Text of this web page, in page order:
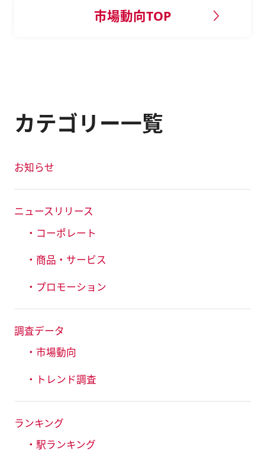
市場動向TOP
カテゴリー一覧
お知らせ
ニュースリリース
・コーポレート
・商品・サービス
・プロモーション
調査データ
・市場動向
・トレンド調査
ランキング
・駅ランキング